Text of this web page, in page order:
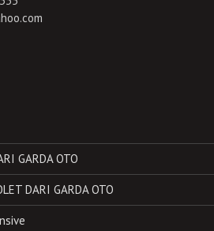
GARDA OTO
DARI GARDA OTO